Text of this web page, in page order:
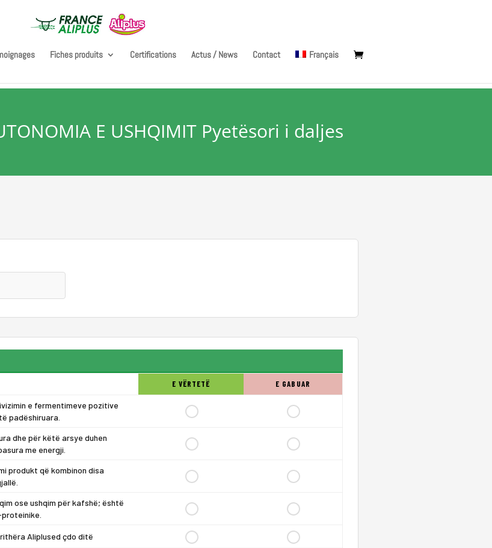
Fiches produits Certifications Actus / News Contact Français
E USHQIMIT Pyetësori i daljes
E VËRTETË E GABUAR
e fermentimeve pozitive
padëshiruara.
dhe për këtë arsye duhen
me energji.
produkt që kombinon disa
ose ushqim për kafshë; është
Aliplused çdo ditë